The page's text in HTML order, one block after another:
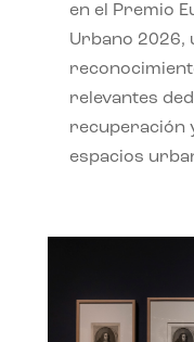
en el Premio
Urbano 2026,
relevantes
recuperación
espacios